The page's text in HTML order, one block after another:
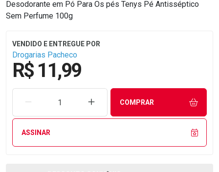
Desodorante em Pó Para Os pés Tenys Pé Antisséptico
Sem Perfume 100g
Drogarias Pacheco
R$ 11,99
REMOVER UMA UNIDADEAUMENTAR UMA UNIDADE
COMPRAR
ASSINAR